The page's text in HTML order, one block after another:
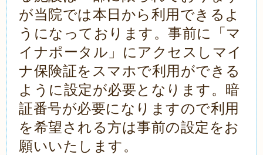
が当院では本日から利用できるよ
うになっております。事前に「マ
イナポータル」にアクセスしマイ
ナ保険証をスマホで利用ができる
ように設定が必要となります。暗
証番号が必要になりますので利用
を希望される方は事前の設定をお
願いいたします。